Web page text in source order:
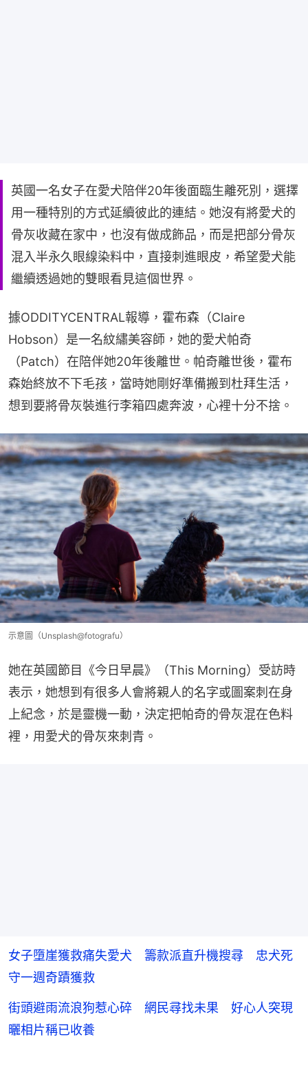
英國一名女子在愛犬陪伴20年後面臨生離死別，選擇
用一種特別的方式延續彼此的連結。她沒有將愛犬的
骨灰收藏在家中，也沒有做成飾品，而是把部分骨灰
混入半永久眼線染料中，直接刺進眼皮，希望愛犬能
繼續透過她的雙眼看見這個世界。
據ODDITYCENTRAL報導，霍布森（Claire
Hobson）是一名紋繡美容師，她的愛犬帕奇
（Patch）在陪伴她20年後離世。帕奇離世後，霍布
森始終放不下毛孩，當時她剛好準備搬到杜拜生活，
想到要將骨灰裝進行李箱四處奔波，心裡十分不捨。
示意圖（Unsplash@fotografu）
她在英國節目《今日早晨》（This Morning）受訪時
表示，她想到有很多人會將親人的名字或圖案刺在身
上紀念，於是靈機一動，決定把帕奇的骨灰混在色料
裡，用愛犬的骨灰來刺青。
女子墮崖獲救痛失愛犬 籌款派直升機搜尋 忠犬死
守一週奇蹟獲救
街頭避雨流浪狗惹心碎 網民尋找未果 好心人突現
曬相片稱已收養